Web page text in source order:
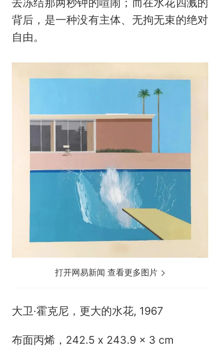
背后，是一种没有主体、无拘无束的绝对
自由。
打开网易新闻 查看更多图片
大卫·霍克尼，更大的水花, 1967
布面丙烯，242.5 x 243.9 x 3 cm